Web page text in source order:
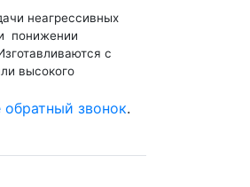
неагрессивных
понижении
с
высокого
обратный звонок.